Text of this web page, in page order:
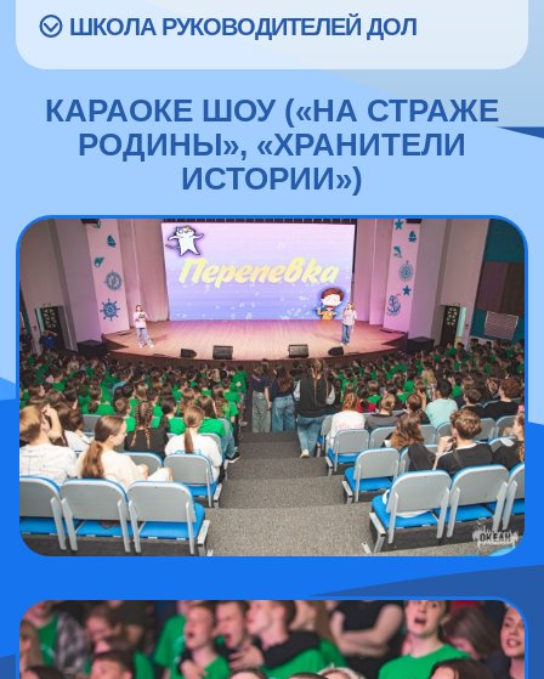
ШКОЛА РУКОВОДИТЕЛЕЙ ДОЛ
КАРАОКЕ ШОУ («НА СТРАЖЕ
РОДИНЫ», «ХРАНИТЕЛИ
ИСТОРИИ»)